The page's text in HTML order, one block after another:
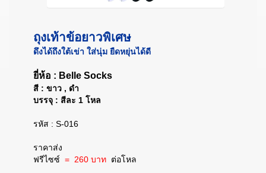
ถุงเท้าข้อยาวพิเศษ
ดึงได้ถึงใต้เข่า ใส่นุ่ม ยืดหยุ่นได้ดี
ยี่ห้อ : Belle Socks
สี : ขาว , ดำ
บรรจุ : สีละ 1 โหล
รหัส : S-016
ราคาส่ง
ฟรีไซซ์ = 260 บาท ต่อโหล